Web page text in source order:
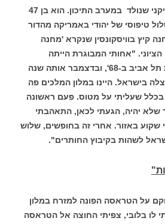
פרידמן עצמו, יהודי אמריקני שנולד במערב התיכון. הוא בן 47
טיפוסי של יהודי באמריקה מהדור
קיץ בוויסקונסין שנקרא 'מחנה
"אחותי המבוגרת הייתה
סטודנטית באוניברסיטת תל אביב ב-68', ובדצמבר אותה שנה
בישראל. היינו במלון המלכים פה
שעליתי על מטוס. פעם ראשונה
שלא יהיה, הגעתי לכאן, התאהבתי
שקוע באזור. אחרי זה בחופשים, שלוש
לשהות בקיבוץ החותרים".
על הטראסה הפונה למזרח במלון
לו בלובי, צפיתי החוצה אל הטראסה